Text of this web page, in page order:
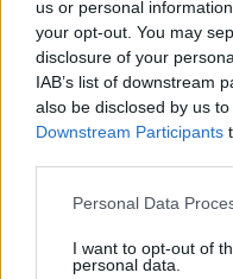
us or personal
your opt-out. You may
disclosure of your
IAB’s list of downstream
also be disclosed by us
Downstream Participants
Personal Data
I want to opt-out of
personal data.
quasi certamente
spregiudicato
maggiormente
i nuovi arrivi che
Postecoglou. Un
Inghilterra) come
ed una seconda punta
Questo sarà un
nuova unione con i